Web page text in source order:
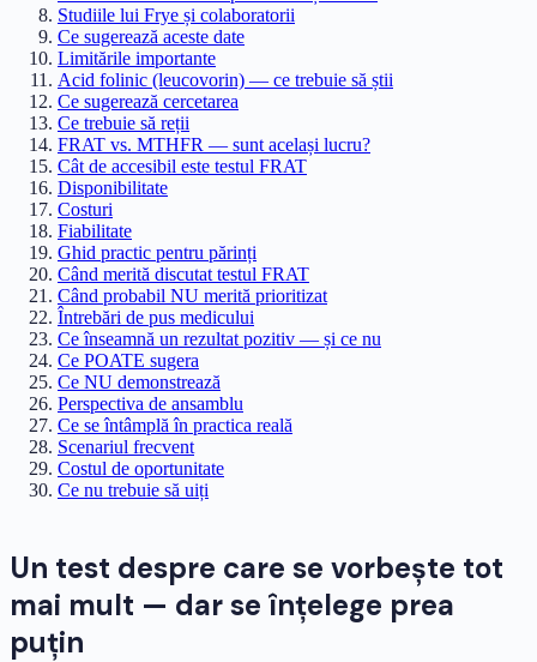
Studiile lui Frye și colaboratorii
Ce sugerează aceste date
Limitările importante
Acid folinic (leucovorin) — ce trebuie să știi
Ce sugerează cercetarea
Ce trebuie să reții
FRAT vs. MTHFR — sunt același lucru?
Cât de accesibil este testul FRAT
Disponibilitate
Costuri
Fiabilitate
Ghid practic pentru părinți
Când merită discutat testul FRAT
Când probabil NU merită prioritizat
Întrebări de pus medicului
Ce înseamnă un rezultat pozitiv — și ce nu
Ce POATE sugera
Ce NU demonstrează
Perspectiva de ansamblu
Ce se întâmplă în practica reală
Scenariul frecvent
Costul de oportunitate
Ce nu trebuie să uiți
Un test despre care se vorbește tot
mai mult — dar se înțelege prea
puțin